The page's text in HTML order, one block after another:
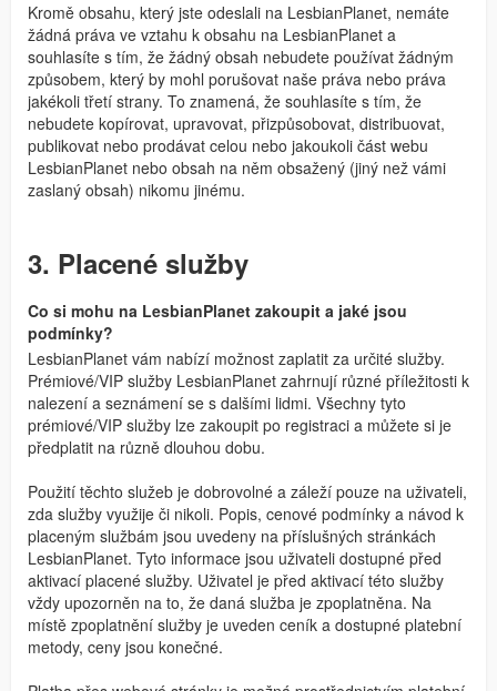
Kromě obsahu, který jste odeslali na LesbianPlanet, nemáte
žádná práva ve vztahu k obsahu na LesbianPlanet a
souhlasíte s tím, že žádný obsah nebudete používat žádným
způsobem, který by mohl porušovat naše práva nebo práva
jakékoli třetí strany. To znamená, že souhlasíte s tím, že
nebudete kopírovat, upravovat, přizpůsobovat, distribuovat,
publikovat nebo prodávat celou nebo jakoukoli část webu
LesbianPlanet nebo obsah na něm obsažený (jiný než vámi
zaslaný obsah) nikomu jinému.
3. Placené služby
Co si mohu na LesbianPlanet zakoupit a jaké jsou
podmínky?
LesbianPlanet vám nabízí možnost zaplatit za určité služby.
Prémiové/VIP služby LesbianPlanet zahrnují různé příležitosti k
nalezení a seznámení se s dalšími lidmi. Všechny tyto
prémiové/VIP služby lze zakoupit po registraci a můžete si je
předplatit na různě dlouhou dobu.
Použití těchto služeb je dobrovolné a záleží pouze na uživateli,
zda služby využije či nikoli. Popis, cenové podmínky a návod k
placeným službám jsou uvedeny na příslušných stránkách
LesbianPlanet. Tyto informace jsou uživateli dostupné před
aktivací placené služby. Uživatel je před aktivací této služby
vždy upozorněn na to, že daná služba je zpoplatněna. Na
místě zpoplatnění služby je uveden ceník a dostupné platební
metody, ceny jsou konečné.